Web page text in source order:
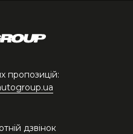
дзвінок
пропозицій: